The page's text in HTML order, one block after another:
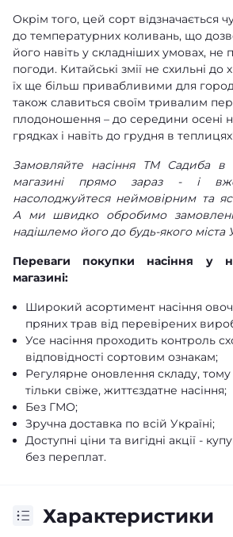
Окрім того, цей сорт відзначається
до температурних коливань, що
його навіть у складніших умовах, не
погоди. Китайські змії не схильні
їх ще більш привабливими для
також славиться своїм тривалим
плодоношення – до середини осені
грядках і навіть до грудня в
Замовляйте насіння ТМ Садиба в
магазині прямо зараз - і
насолоджуйтеся неймовірним та
А ми швидко обробимо
надішлемо його до будь-якого міста
Переваги покупки насіння у
магазині:
Широкий асортимент насіння
пряних трав від перевірених
Усе насіння проходить контроль
відповідності сортовим ознакам;
Регулярне оновлення складу,
тільки свіже, життєздатне насіння;
Без ГМО;
Зручна доставка по всій Україні;
Доступні ціни та вигідні акції -
без переплат.
Характеристики